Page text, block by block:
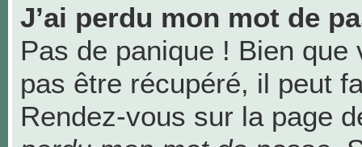
J’ai perdu mon mot de
Pas de panique ! Bien
pas être récupéré, il peut
Rendez-vous sur la page